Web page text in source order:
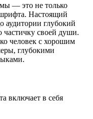
— это не только
Настоящий
аудитории глубокий
частичку своей души.
человек с хорошим
глубокими
включает в себя